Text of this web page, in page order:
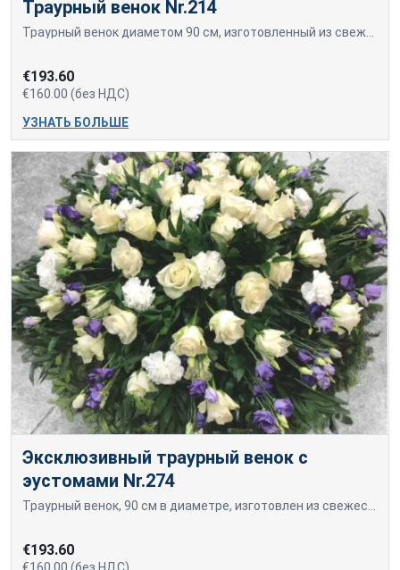
Траурный венок Nr.214
€193.60
€160.00 (без НДС)
УЗНАТЬ БОЛЬШЕ
Эксклюзивный траурный венок с
эустомами Nr.274
€193.60